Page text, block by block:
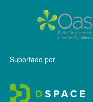
Suportado por